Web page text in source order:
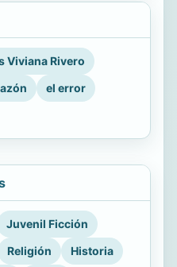
Viviana Rivero
el error
Juvenil Ficción
Religión
Historia